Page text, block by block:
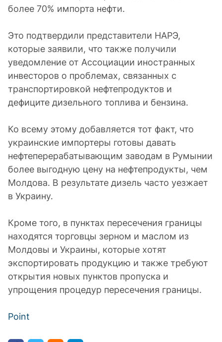
более 70% импорта нефти.
Это подтвердили представители НАРЭ,
которые заявили, что также получили
уведомление от Ассоциации иностранных
инвесторов о проблемах, связанных с
транспортировкой нефтепродуктов и
дефиците дизельного топлива и бензина.
Ко всему этому добавляется тот факт, что
украинские импортеры готовы давать
нефтеперерабатывающим заводам в Румынии
более выгодную цену на нефтепродукты, чем
Молдова. В результате дизель часто уезжает
в Украину.
Кроме того, в пунктах пересечения границы
находятся торговцы зерном и маслом из
Молдовы и Украины, которые хотят
экспортировать продукцию и также требуют
открытия новых пунктов пропуска и
упрощения процедур пересечения границы.
Point